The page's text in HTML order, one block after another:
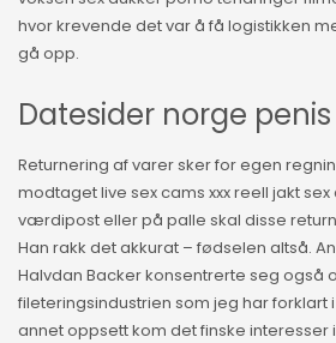
hvor krevende det var å få logistikken
gå opp.
Datesider norge
Returnering af varer sker for egen
modtaget live sex cams xxx reell jakt
værdipost eller på palle skal disse
Han rakk det akkurat – fødselen altså.
Halvdan Backer konsentrerte seg også
fileteringsindustrien som jeg har forklart
annet oppsett kom det finske interesser